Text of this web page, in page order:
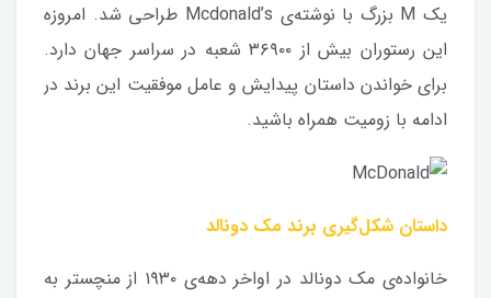
یک M بزرگ با نوشته‌ی Mcdonald’s طراحی شد. امروزه
این رستوران بیش از ۳۶۹۰۰ شعبه در سراسر جهان دارد.
برای خواندن داستان پیدایش و عامل موفقیت این برند در
ادامه‌ با زومیت همراه باشید.
داستان شکل‌گیری برند مک دونالد
خانواده‌ی مک دونالد در اواخر دهه‌ی ۱۹۳۰ از منچستر به